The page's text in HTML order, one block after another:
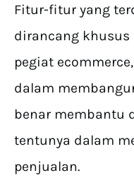
Fitur-fitur yang
dirancang
pegiat
dalam
benar membantu
tentunya dalam
penjualan.